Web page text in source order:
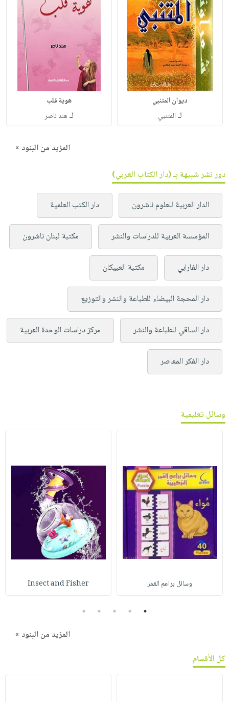
ديوان المتنبي
لـ المتنبي
هوية قلب
لـ هند ناصر
المزيد من البنود »
دور نشر شبيهة بـ (دار الكتاب العربي)
الدار العربية للعلوم ناشرون دار الكتب العلمية
المؤسسة العربية للدراسات والنشر مكتبة لبنان ناشرون
دار الفارابي مكتبة العبيكان
دار المحجة البيضاء للطباعة والنشر والتوزيع
دار الساقي للطباعة والنشر مركز دراسات الوحدة العربية
دار الفكر المعاصر
وسائل تعليمية
وسائل براعم القمر Insect and Fisher
1
2
3
4
5
المزيد من البنود »
كل الأقسام